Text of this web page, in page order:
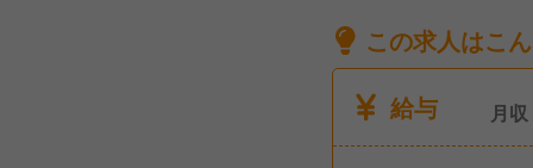
この求人はこ
給与
月収